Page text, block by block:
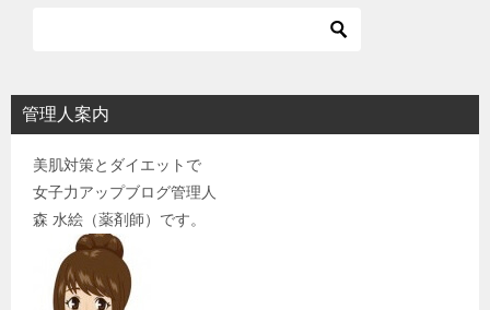
管理人案内
美肌対策とダイエットで
女子力アップブログ管理人
森 水絵（薬剤師）です。